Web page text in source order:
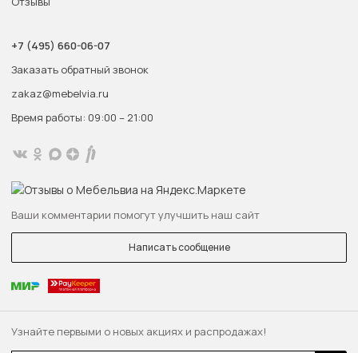
Узнайте первыми о новых акциях и распродажах!
+7 (495) 660-06-07
Заказать обратный звонок
zakaz@mebelvia.ru
Время работы: 09:00 – 21:00
Ваши комментарии помогут улучшить наш сайт
Написать сообщение